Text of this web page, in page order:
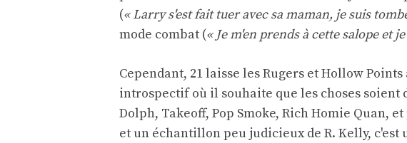
(« Larry s'est fait tuer avec sa maman, je suis
mode combat (« Je m'en prends à cette salope et
Cependant, 21 laisse les Rugers et Hollow
introspectif où il souhaite que les choses soient
Dolph, Takeoff, Pop Smoke, Rich Homie Quan,
et un échantillon peu judicieux de R. Kelly,